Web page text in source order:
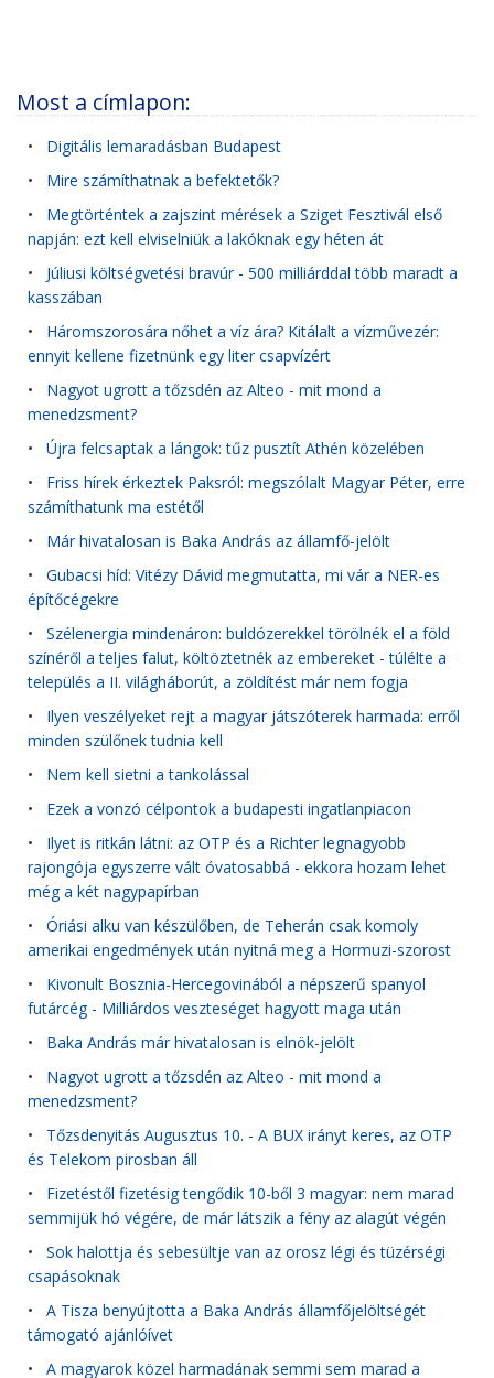
Most a címlapon:
• Digitális lemaradásban Budapest
• Mire számíthatnak a befektetők?
• Megtörténtek a zajszint mérések a Sziget Fesztivál első
napján: ezt kell elviselniük a lakóknak egy héten át
• Júliusi költségvetési bravúr - 500 milliárddal több maradt a
kasszában
• Háromszorosára nőhet a víz ára? Kitálalt a vízművezér:
ennyit kellene fizetnünk egy liter csapvízért
• Nagyot ugrott a tőzsdén az Alteo - mit mond a
menedzsment?
• Újra felcsaptak a lángok: tűz pusztít Athén közelében
• Friss hírek érkeztek Paksról: megszólalt Magyar Péter, erre
számíthatunk ma estétől
• Már hivatalosan is Baka András az államfő-jelölt
• Gubacsi híd: Vitézy Dávid megmutatta, mi vár a NER-es
építőcégekre
• Szélenergia mindenáron: buldózerekkel törölnék el a föld
színéről a teljes falut, költöztetnék az embereket - túlélte a
település a II. világháborút, a zöldítést már nem fogja
• Ilyen veszélyeket rejt a magyar játszóterek harmada: erről
minden szülőnek tudnia kell
• Nem kell sietni a tankolással
• Ezek a vonzó célpontok a budapesti ingatlanpiacon
• Ilyet is ritkán látni: az OTP és a Richter legnagyobb
rajongója egyszerre vált óvatosabbá - ekkora hozam lehet
még a két nagypapírban
• Óriási alku van készülőben, de Teherán csak komoly
amerikai engedmények után nyitná meg a Hormuzi-szorost
• Kivonult Bosznia-Hercegovinából a népszerű spanyol
futárcég - Milliárdos veszteséget hagyott maga után
• Baka András már hivatalosan is elnök-jelölt
• Nagyot ugrott a tőzsdén az Alteo - mit mond a
menedzsment?
• Tőzsdenyitás Augusztus 10. - A BUX irányt keres, az OTP
és Telekom pirosban áll
• Fizetéstől fizetésig tengődik 10-ből 3 magyar: nem marad
semmijük hó végére, de már látszik a fény az alagút végén
• Sok halottja és sebesültje van az orosz légi és tüzérségi
csapásoknak
• A Tisza benyújtotta a Baka András államfőjelöltségét
támogató ajánlóívet
• A magyarok közel harmadának semmi sem marad a